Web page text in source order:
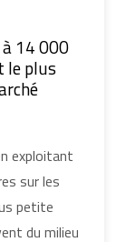
14 000
le plus
exploitant
sur les
petite
du milieu